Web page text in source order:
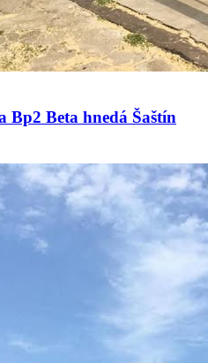
Beta hnedá Šaštín